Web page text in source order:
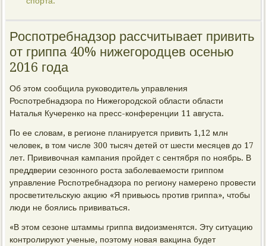
Роспотребнадзор рассчитывает привить
от гриппа 40% нижегородцев осенью
2016 года
Об этом сообщила руководитель управления
Роспотребнадзора по Нижегородской области области
Наталья Кучеренко на пресс-конференции 11 августа.
По ее словам, в регионе планируется привить 1,12 млн
человек, в том числе 300 тысяч детей от шести месяцев до 17
лет. Прививочная кампания пройдет с сентября по ноябрь. В
преддверии сезонного роста заболеваемости гриппом
управление Роспотребнадзора по региону намерено провести
просветительскую акцию «Я привьюсь против гриппа», чтобы
люди не боялись прививаться.
«В этом сезоне штаммы гриппа видоизменятся. Эту ситуацию
контролируют ученые, поэтому новая вакцина будет